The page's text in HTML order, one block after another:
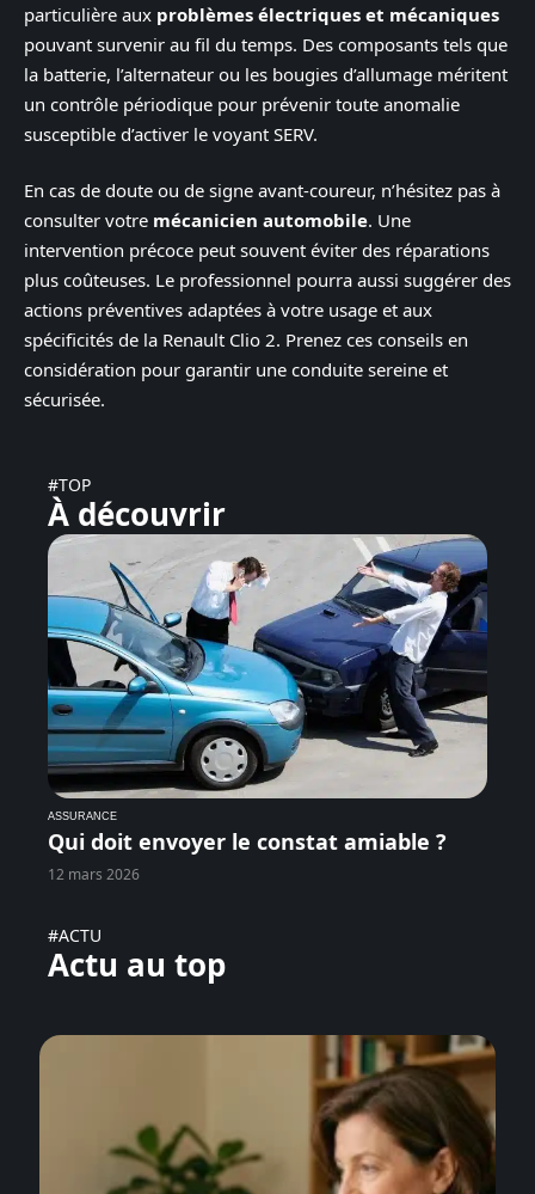
particulière aux problèmes électriques et mécaniques
pouvant survenir au fil du temps. Des composants tels que
la batterie, l’alternateur ou les bougies d’allumage méritent
un contrôle périodique pour prévenir toute anomalie
susceptible d’activer le voyant SERV.
En cas de doute ou de signe avant-coureur, n’hésitez pas à
consulter votre mécanicien automobile. Une
intervention précoce peut souvent éviter des réparations
plus coûteuses. Le professionnel pourra aussi suggérer des
actions préventives adaptées à votre usage et aux
spécificités de la Renault Clio 2. Prenez ces conseils en
considération pour garantir une conduite sereine et
sécurisée.
#TOP
À découvrir
ASSURANCE
Qui doit envoyer le constat amiable ?
12 mars 2026
#ACTU
Actu au top